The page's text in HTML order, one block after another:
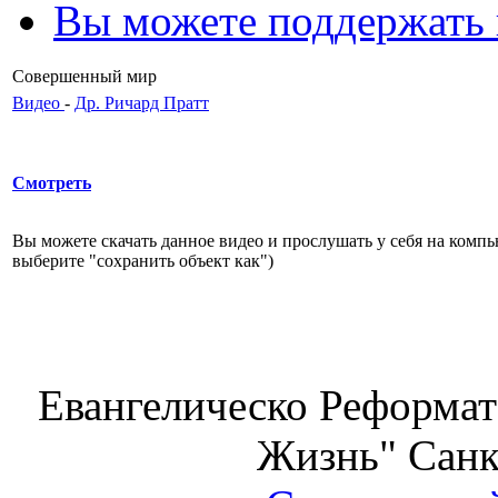
Вы можете
Совершенный мир
Видео - Др. Ричард Пратт
Смотреть
Вы можете скачать данное видео и прослушать у себя на
выберите "сохранить объект как")
Евангелическо
Жизнь"